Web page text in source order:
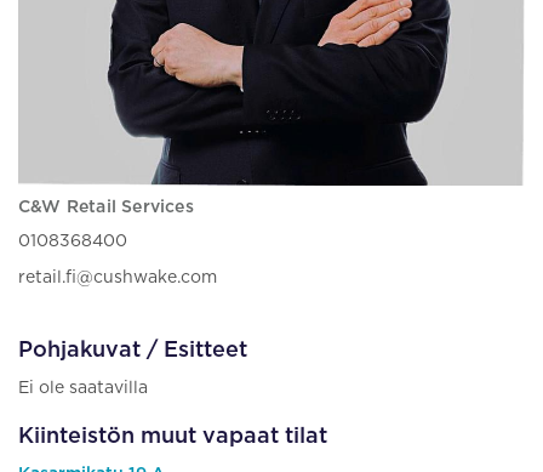
C&W Retail Services
0108368400
retail.fi@cushwake.com
Pohjakuvat / Esitteet
Ei ole saatavilla
Kiinteistön muut vapaat tilat